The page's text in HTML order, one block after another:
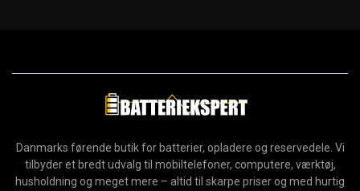
Danmarks førende butik for batterier, opladere og reservedele. Vi
tilbyder et bredt udvalg til mobiltelefoner, computere, værktøj,
husholdning og meget mere – altid til skarpe priser og med hurtig